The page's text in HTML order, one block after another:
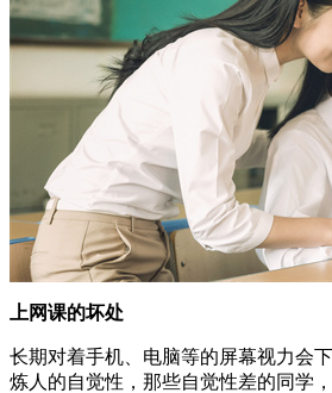
上网课的坏处
长期对着手机、电脑等的屏幕视力会
炼人的自觉性，那些自觉性差的同学